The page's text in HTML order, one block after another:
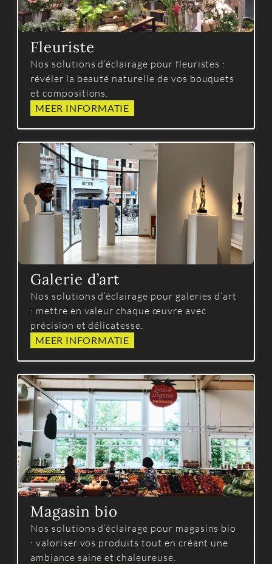
Fleuriste
Nos solutions d’éclairage pour fleuristes :
révéler la beauté naturelle de vos bouquets
et compositions.
MEER INFORMATIE
Galerie d’art
Nos solutions d’éclairage pour galeries d’art
: mettre en valeur chaque œuvre avec
précision et délicatesse.
MEER INFORMATIE
Magasin bio
Nos solutions d’éclairage pour magasins bio
: valoriser vos produits tout en créant une
ambiance saine et chaleureuse.